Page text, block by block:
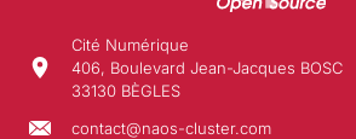
Cité Numérique
406, Boulevard Jean-Jacques BOSC
33130 BÈGLES
contact@naos-cluster.com